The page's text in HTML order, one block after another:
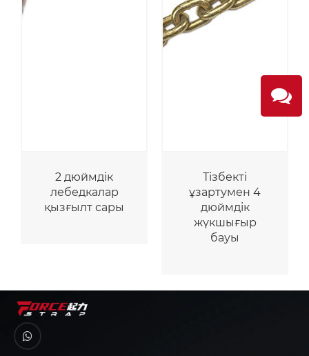
2 дюймдік
лебедкалар
қызғылт сары
Тізбекті
ұзартумен 4
дюймдік
жүкшығыр
бауы